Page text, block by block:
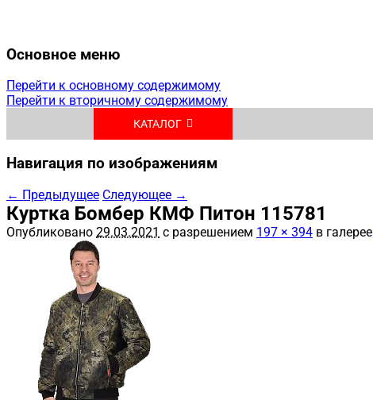
Основное меню
Перейти к основному содержимому
Перейти к вторичному содержимому
КАТАЛОГ
Навигация по изображениям
← Предыдущее Следующее →
Куртка Бомбер КМФ Питон 115781
Опубликовано 29.03.2021 с разрешением 197 × 394 в галерее